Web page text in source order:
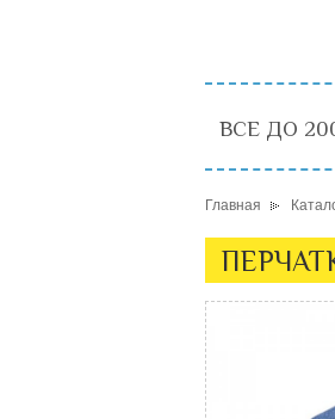
ВСЕ ДО
Главная